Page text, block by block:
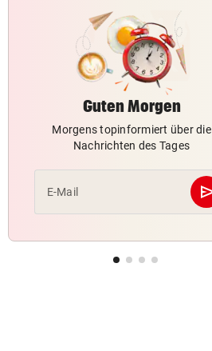
Allzeit-Rekord
Guten Morgen
Morgens topinformiert über die
Nachrichten des Tages
E-Mail